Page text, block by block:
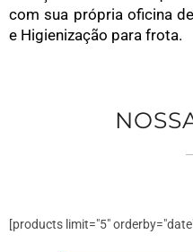
com sua própria oficina
e Higienização para frota.
[products limit="5"